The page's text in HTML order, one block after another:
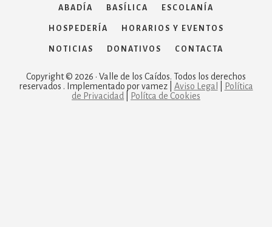
ABADÍA BASÍLICA ESCOLANÍA
HOSPEDERÍA HORARIOS Y EVENTOS
NOTICIAS DONATIVOS CONTACTA
Copyright © 2026 · Valle de los Caídos. Todos los derechos
reservados . Implementado por vamez | Aviso Legal
Política
de Privacidad
Polítca de Cookies